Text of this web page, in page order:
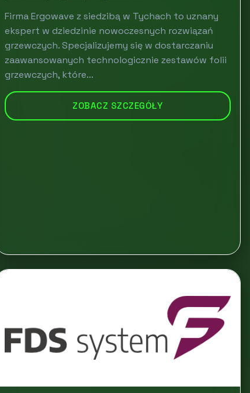
Firma Ergowave z siedzibą w Tychach to uznany
ekspert w dziedzinie nowoczesnych rozwiązań
grzewczych. Specjalizujemy się w dostarczaniu
zaawansowanych technologicznie zestawów folii
grzewczych, które...
ZOBACZ SZCZEGÓŁY